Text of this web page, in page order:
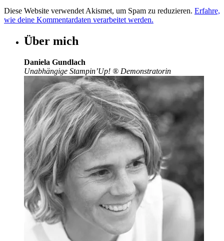
Diese Website verwendet Akismet, um Spam zu reduzieren. Erfahre,
wie deine Kommentardaten verarbeitet werden.
Über mich
Daniela Gundlach
Unabhängige Stampin’Up! ® Demonstratorin